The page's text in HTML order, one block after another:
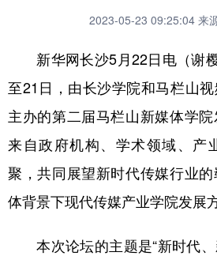
2023-05-23 09:25:04 来
新华网长沙5月22日电（谢
至21日，由长沙学院和马栏山
主办的第二届马栏山新媒体学院
来自政府机构、学术领域、产
聚，共同展望新时代传媒行业
体背景下现代传媒产业学院发展
本次论坛的主题是“新时代、